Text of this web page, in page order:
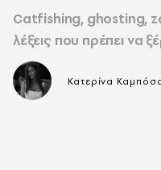
Catfishing, ghosting,
λέξεις που πρέπει να
Κατερίνα